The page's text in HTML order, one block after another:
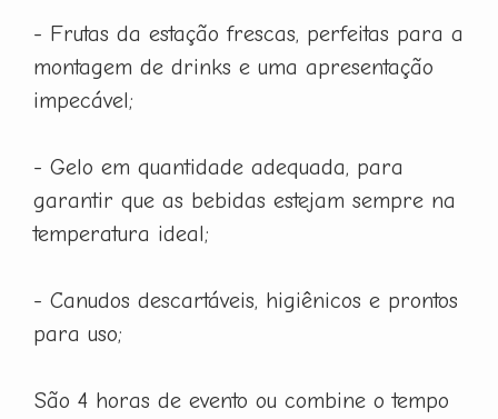
- Frutas da estação frescas, perfeitas para a
montagem de drinks e uma apresentação
impecável;
- Gelo em quantidade adequada, para
garantir que as bebidas estejam sempre na
temperatura ideal;
- Canudos descartáveis, higiênicos e prontos
para uso;
São 4 horas de evento ou combine o tempo